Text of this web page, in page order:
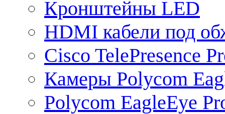
Кронштейны LED
HDMI кабели под
Cisco TelePresence
Камеры Polycom
Polycom EagleEye